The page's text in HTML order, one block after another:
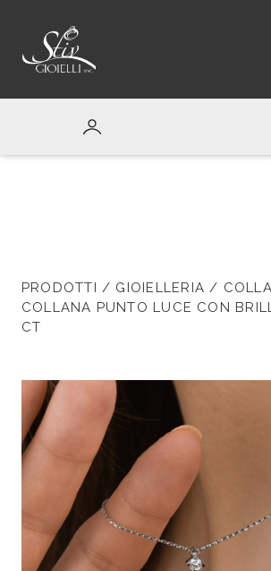
PRODOTTI / GIOIELLERIA /
COLLANA PUNTO LUCE CON
CT